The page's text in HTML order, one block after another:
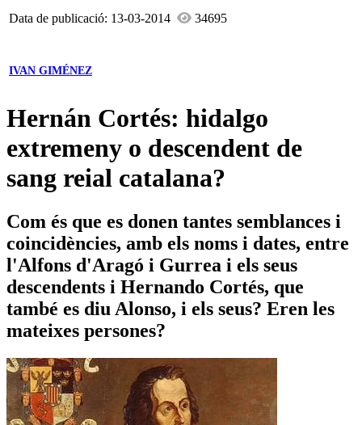
Data de publicació: 13-03-2014
34695
IVAN GIMÉNEZ
Hernán Cortés: hidalgo
extremeny o descendent de
sang reial catalana?
Com és que es donen tantes semblances i
coincidències, amb els noms i dates, entre
l'Alfons d'Aragó i Gurrea i els seus
descendents i Hernando Cortés, que
també es diu Alonso, i els seus? Eren les
mateixes persones?